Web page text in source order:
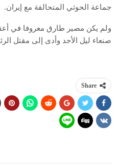
جماعة الحوثي المتحالفة مع إيران.
ولم يكن مصير طارق معروفا في
صنعاء ليل الأحد وأدى إلى مقتل
Share